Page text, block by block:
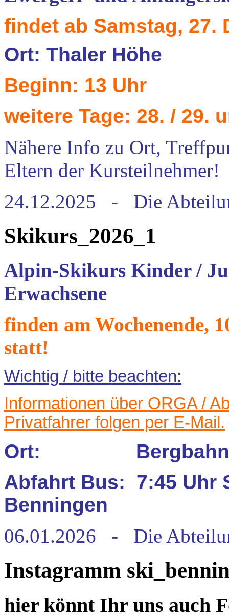
findet ab Samstag, 27.
Ort: Thaler Höhe
Beginn: 13 Uhr
weitere Tage: 28. / 29.
Nähere Info zu Ort,
Eltern der Kursteilnehmer!
24.12.2025 - Die
Skikurs_2026_1
Alpin-Skikurs Kinder /
Erwachsene
finden am Wochenende,
statt!
Wichtig / bitte beachten:
Informationen über ORGA /
Privatfahrer folgen per E-Mail.
Ort: Bergbahnen
Abfahrt Bus: 7:45 Uhr
Benningen
06.01.2026 - Die
Instagramm
hier könnt Ihr uns auch